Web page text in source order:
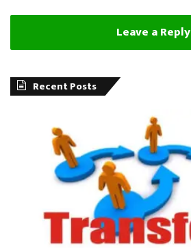
Leave a Reply
Recent Posts